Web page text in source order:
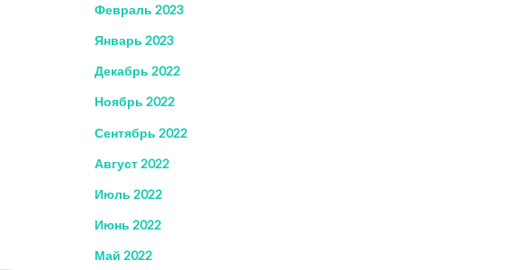
Февраль 2023
Январь 2023
Декабрь 2022
Ноябрь 2022
Сентябрь 2022
Август 2022
Июль 2022
Июнь 2022
Май 2022